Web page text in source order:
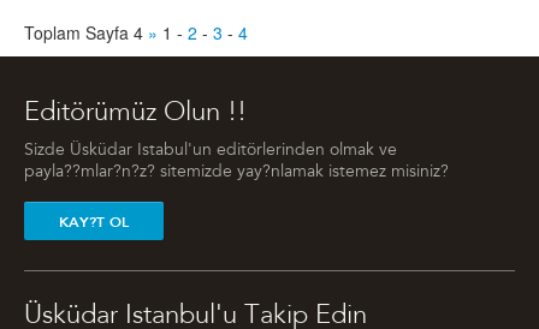
Toplam Sayfa 4 » 1 - 2 - 3 - 4
Editörümüz Olun !!
Sizde Üsküdar Istabul'un editörlerinden olmak ve
payla??mlar?n?z? sitemizde yay?nlamak istemez misiniz?
KAY?T OL
Üsküdar Istanbul'u Takip Edin